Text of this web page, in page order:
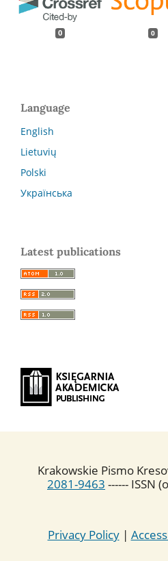
0 0
Language
English
Lietuvių
Polski
Українська
Latest publications
Krakowskie Pismo
2081-9463 ------ ISSN
Privacy Policy|